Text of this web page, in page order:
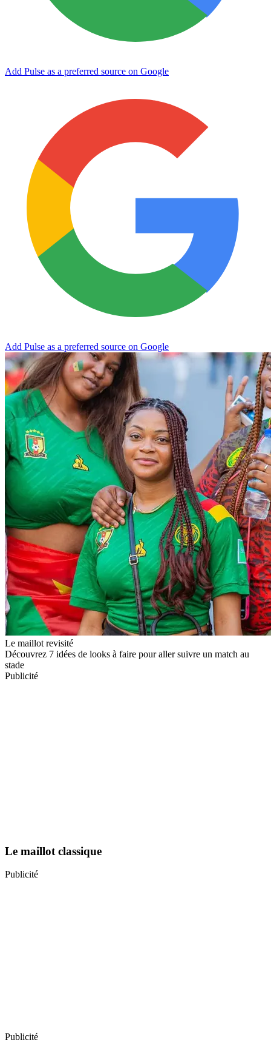
Add Pulse as a preferred source on Google
Add Pulse as a preferred source on Google
Le maillot revisité
Découvrez 7 idées de looks à faire pour aller suivre un match au
stade
Publicité
Le maillot classique
Publicité
Publicité